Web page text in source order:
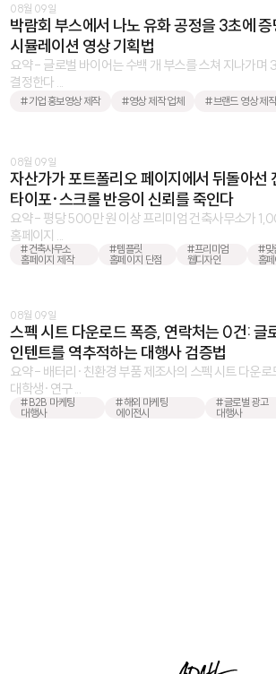
08월 09일
박람회 부스에서 나노 유화 공정을 3초에
시뮬레이션 영상 기획법
요약 - 글로벌 바이어는 수백 개 부스를 스쳐 지나가며
결정한다 ...
#기업 홍보영상 제작 #영상 제작 업체 #브랜드 영상 제작
08월 09일
자산가가 포트폴리오 페이지에서 뒤돌아선
타이포·스크롤 반응이 신뢰를 죽인다
요약 - 평당 500만 원 이상 프리미엄 건축사무소가
홈페이지 ...
#건축사무소
홈페이지 제작
#템플릿
홈페이지 단점
#프리미엄
웹디자인
#맞
홈
08월 09일
스펙 시트 다운로드 폭증, 연락처는 0건: 글
인텐트를 역추적하는 대행사 검증법
요약 - 배터리·친환경 부품 제조사의 스펙 시트 다운
대학생·연구 ...
#B2B 마케팅
대행사
#해외 마케팅
에이전시
#글로벌 광고
대행사